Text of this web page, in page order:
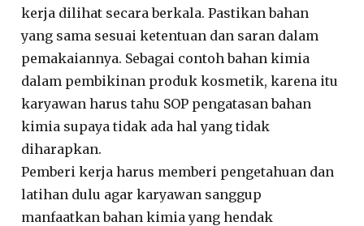
kerja dilihat secara berkala. Pastikan bahan
yang sama sesuai ketentuan dan saran dalam
pemakaiannya. Sebagai contoh bahan kimia
dalam pembikinan produk kosmetik, karena itu
karyawan harus tahu SOP pengatasan bahan
kimia supaya tidak ada hal yang tidak
diharapkan.
Pemberi kerja harus memberi pengetahuan dan
latihan dulu agar karyawan sanggup
manfaatkan bahan kimia yang hendak